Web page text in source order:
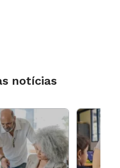
notícias